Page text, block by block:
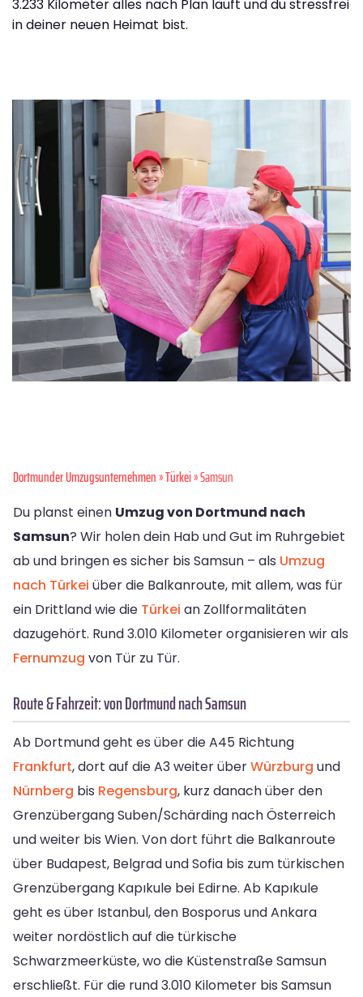
3.233 Kilometer alles nach Plan läuft und du stressfrei
in deiner neuen Heimat bist.
Dortmunder Umzugsunternehmen»Türkei» Samsun
Du planst einen Umzug von Dortmund nach
Samsun? Wir holen dein Hab und Gut im Ruhrgebiet
ab und bringen es sicher bis Samsun – als Umzug
nach Türkei über die Balkanroute, mit allem, was für
ein Drittland wie die Türkei an Zollformalitäten
dazugehört. Rund 3.010 Kilometer organisieren wir als
Fernumzug von Tür zu Tür.
Route & Fahrzeit: von Dortmund nach Samsun
Ab Dortmund geht es über die A45 Richtung
Frankfurt, dort auf die A3 weiter überWürzburg und
Nürnberg bis Regensburg, kurz danach über den
Grenzübergang Suben/Schärding nach Österreich
und weiter bis Wien. Von dort führt die Balkanroute
über Budapest, Belgrad und Sofia bis zum türkischen
Grenzübergang Kapıkule bei Edirne. Ab Kapıkule
geht es über Istanbul, den Bosporus und Ankara
weiter nordöstlich auf die türkische
Schwarzmeerküste, wo die Küstenstraße Samsun
erschließt. Für die rund 3.010 Kilometer bis Samsun